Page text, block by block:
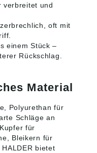
verbreitet und
oft mit
einem Stück –
Rückschlag.
Material
Polyurethan für
Schläge an
für
Bleikern für
bietet